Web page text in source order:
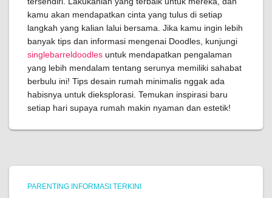
kamu akan mendapatkan cinta yang tulus di setiap
langkah yang kalian lalui bersama. Jika kamu ingin lebih
banyak tips dan informasi mengenai Doodles, kunjungi
singlebarreldoodles untuk mendapatkan pengalaman
yang lebih mendalam tentang serunya memiliki sahabat
berbulu ini! Tips desain rumah minimalis nggak ada
habisnya untuk dieksplorasi. Temukan inspirasi baru
setiap hari supaya rumah makin nyaman dan estetik!
PARENTING INFORMASI TERKINI